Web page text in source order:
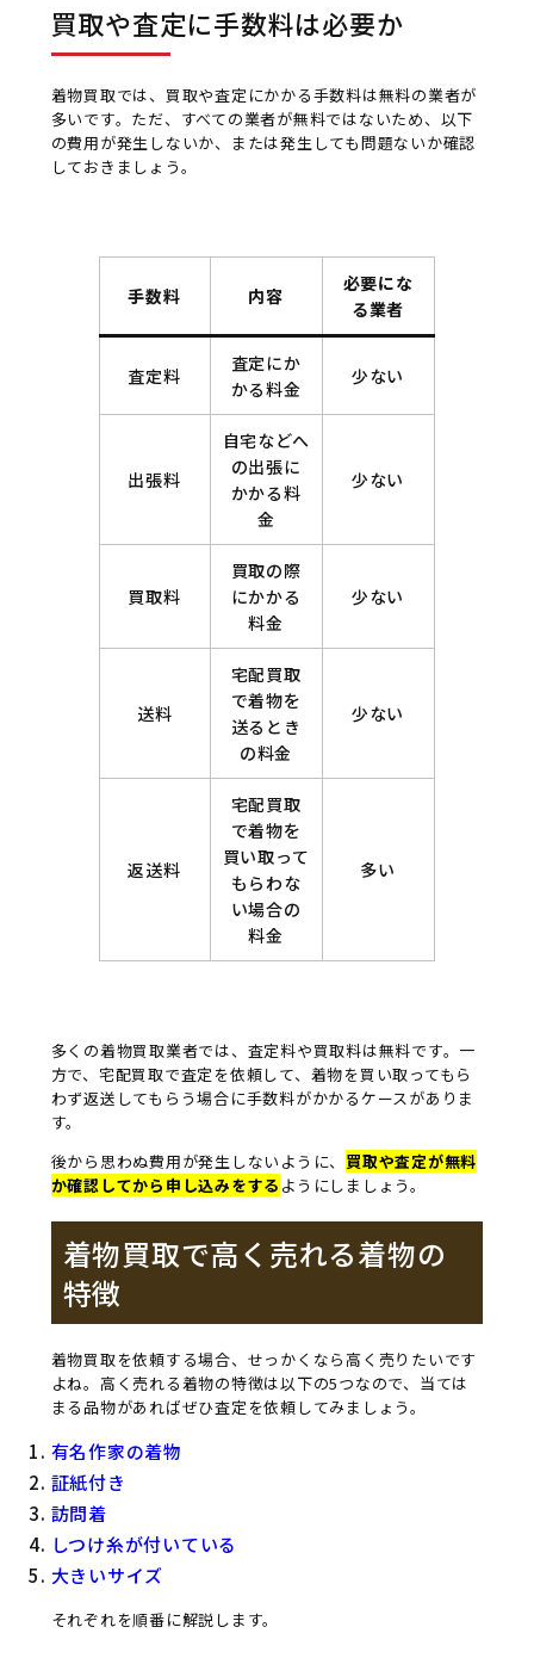
買取や査定に手数料は必要か
着物買取では、買取や査定にかかる手数料は無料の業者が
多いです。ただ、すべての業者が無料ではないため、以下
の費用が発生しないか、または発生しても問題ないか確認
しておきましょう。
手数料 内容
必要にな
る業者
査定料
査定にか
かる料金
少ない
出張料
自宅などへ
の出張に
かかる料
金
少ない
買取料
買取の際
にかかる
料金
少ない
送料
宅配買取
で着物を
送るとき
の料金
少ない
返送料
宅配買取
で着物を
買い取って
もらわな
い場合の
料金
多い
多くの着物買取業者では、査定料や買取料は無料です。一
方で、宅配買取で査定を依頼して、着物を買い取ってもら
わず返送してもらう場合に手数料がかかるケースがありま
す。
後から思わぬ費用が発生しないように、 買取や査定が無料
か確認してから申し込みをする ようにしましょう。
着物買取で高く売れる着物の
特徴
着物買取を依頼する場合、せっかくなら高く売りたいです
よね。高く売れる着物の特徴は以下の5つなので、当ては
まる品物があればぜひ査定を依頼してみましょう。
有名作家の着物
証紙付き
訪問着
しつけ糸が付いている
大きいサイズ
それぞれを順番に解説します。